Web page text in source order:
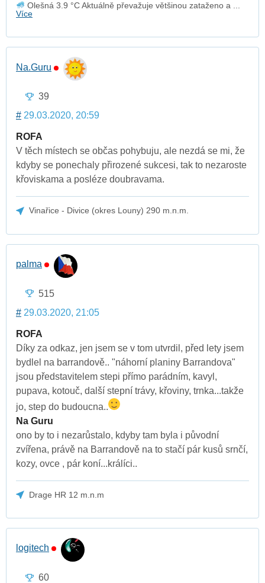
Olešná 3.9 °C Aktuálně převažuje většinou zataženo a ...
Více
Na.Guru
39
# 29.03.2020, 20:59
ROFA
V těch místech se občas pohybuju, ale nezdá se mi, že
kdyby se ponechaly přirozené sukcesi, tak to nezaroste
křoviskama a posléze doubravama.
Vinařice - Divice (okres Louny) 290 m.n.m.
palma
515
# 29.03.2020, 21:05
ROFA
Díky za odkaz, jen jsem se v tom utvrdil, před lety jsem
bydlel na barrandově.. "náhorní planiny Barrandova"
jsou představitelem stepi přímo parádním, kavyl,
pupava, kotouč, další stepní trávy, křoviny, trnka...takže
jo, step do budoucna..
Na Guru
ono by to i nezarůstalo, kdyby tam byla i původní
zvířena, právě na Barrandově na to stačí pár kusů srnčí,
kozy, ovce , pár koní...králíci..
Drage HR 12 m.n.m
logitech
60